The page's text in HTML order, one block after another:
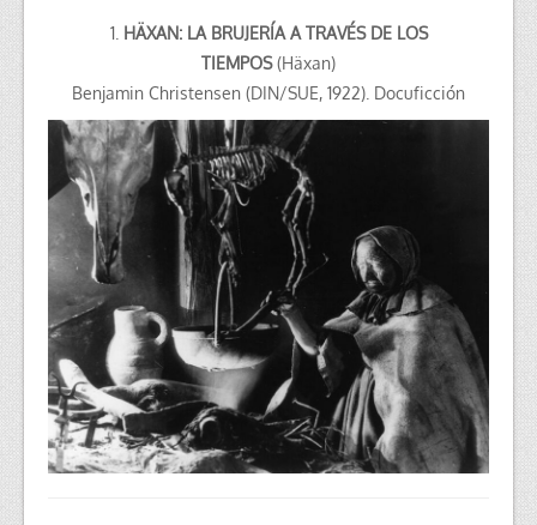
1. HÄXAN: LA BRUJERÍA A TRAVÉS DE LOS
TIEMPOS(Häxan)
Benjamin Christensen (DIN/SUE, 1922). Docuficción